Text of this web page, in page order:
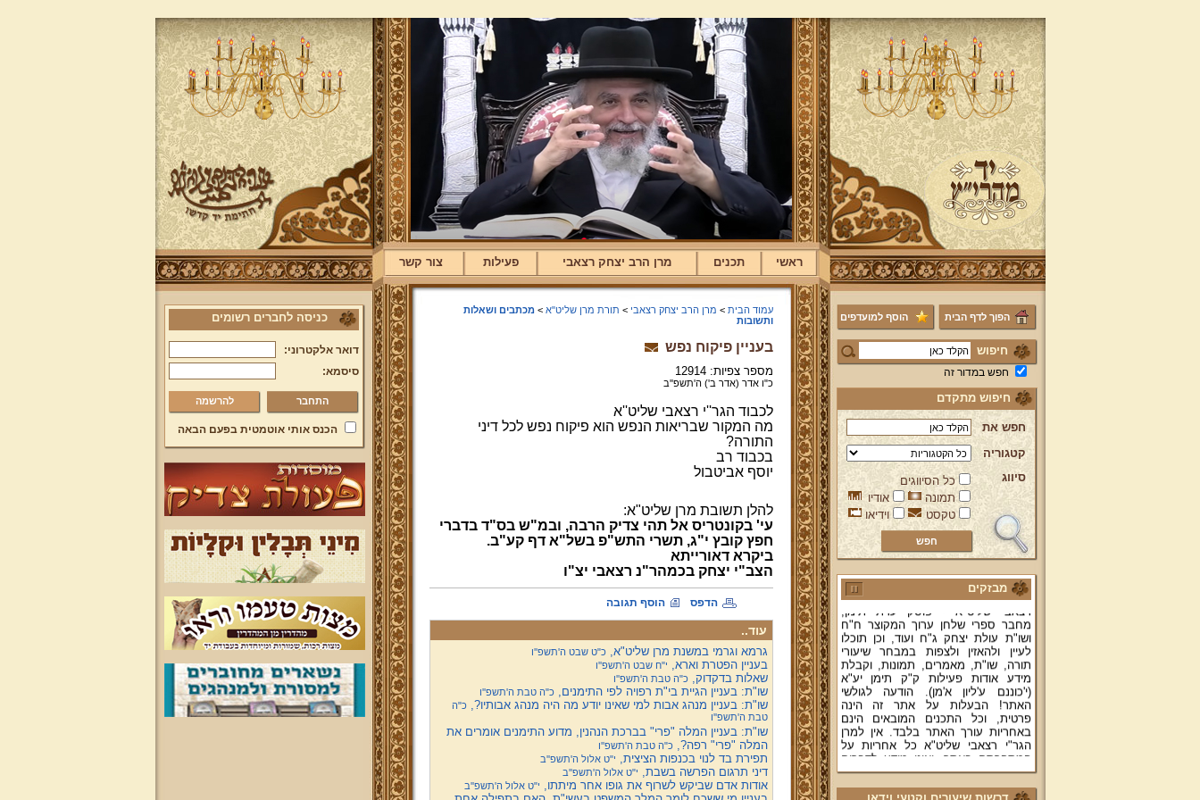
ראשי תכנים מרן הרב יצחק רצאבי פעילות צור קשר
הפוך לדף הבית הוסף למועדפים
חיפוש
חפש במדור זה
חיפוש מתקדם
חפש את
קטגוריה
סיווג
כל הסיווגים
תמונה
אודיו
טקסט
וידיאו
מבזקים
ברוכים הבאים לאתר מהרי"ץ
יד מהרי"ץ - פורטל תורני למורשת יהדות
תימן, האתר הרשמי להנצחת מורשתו
של גאון רבני תימן ותפארתם מהרי"ץ
זצוק"ל. באתר תמצאו גם תכנים תורניים
והלכתיים רבים של מרן הגאון הרב יצחק
רצאבי שליט"א - פוסק עדת תימן,
מחבר ספרי שלחן ערוך המקוצר ח"ח
ושו"ת עולת יצחק ג"ח ועוד, וכן תוכלו
לעיין ולהאזין ולצפות במבחר שיעורי
תורה, שו"ת, מאמרים, תמונות, וקבלת
מידע אודות פעילות ק"ק תימן יע"א
(י'כוננם ע'ליון א'מן). הודעה לגולשי
האתר! הבעלות על אתר זה הינה
פרטית, וכל התכנים המובאים הינם
באחריות עורך האתר בלבד. אין למרן
הגר"י רצאבי שליט"א כל אחריות על
המתפרסם באתר, ואינו מודע לדברים
קווים לדמותו של מהרי"ץ זצוק"ל
עמוד הבית > מרן הרב יצחק רצאבי > תורת מרן שליט"א >מכתבים ושאלות
ותשובות
בעניין פיקוח נפש
מספר צפיות: 12914
כ"ו אדר (אדר ב') ה'תשפ''ב
לכבוד הגר''י רצאבי שליט''א
מה המקור שבריאות הנפש הוא פיקוח נפש לכל דיני
התורה?
בכבוד רב
יוסף אביטבול
להלן תשובת מרן שליט"א:
עי' בקונטריס אל תהי צדיק הרבה, ובמ"ש בס"ד בדברי
חפץ קובץ י"ג, תשרי התש"פ בשל"א דף קע"ב.
ביקרא דאורייתא
הצב"י יצחק בכמהר"נ רצאבי יצ"ו
הדפס הוסף תגובה
עוד..
גרמא וגרמי במשנת מרן שליט"א,כ"ט שבט ה'תשפ''ו
בעניין הפטרת וארא, י"ח שבט ה'תשפ''ו
שאלות בדקדוק,כ"ה טבת ה'תשפ''ו
שו"ת: בעניין הגיית בי"ת רפויה לפי התימנים,כ"ה טבת ה'תשפ''ו
שו"ת: בעניין מנהג אבות למי שאינו יודע מה היה מנהג אבותיו?,כ"ה
טבת ה'תשפ''ו
שו"ת: בעניין המלה "פרי" בברכת הנהנין, מדוע התימנים אומרים את
המלה "פרי" רפה?,כ"ה טבת ה'תשפ''ו
תפירת בד לנוי בכנפות הציצית, י"ט אלול ה'תשפ''ב
דיני תרגום הפרשה בשבת, י"ט אלול ה'תשפ''ב
אודות אדם שביקש לשרוף את גופו אחר מיתתו, י"ט אלול ה'תשפ''ב
כניסה לחברים רשומים
דואר אלקטרוני:
סיסמא:
להרשמה
הכנס אותי אוטמטית בפעם הבאה